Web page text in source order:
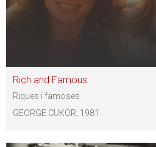
Rich and Famous
Riques i famoses
GEORGE CUKOR, 1981.